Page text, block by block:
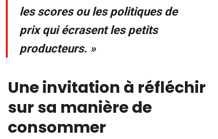
les scores ou les politiques de
prix qui écrasent les petits
producteurs. »
Une invitation à réfléchir
sur sa manière de
consommer